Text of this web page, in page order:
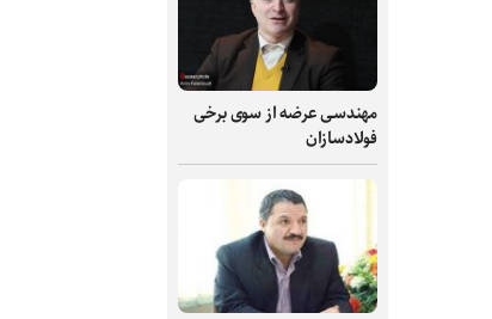
مهندسی عرضه از سوی برخی
فولادسازان